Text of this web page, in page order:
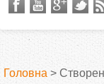
Головна >